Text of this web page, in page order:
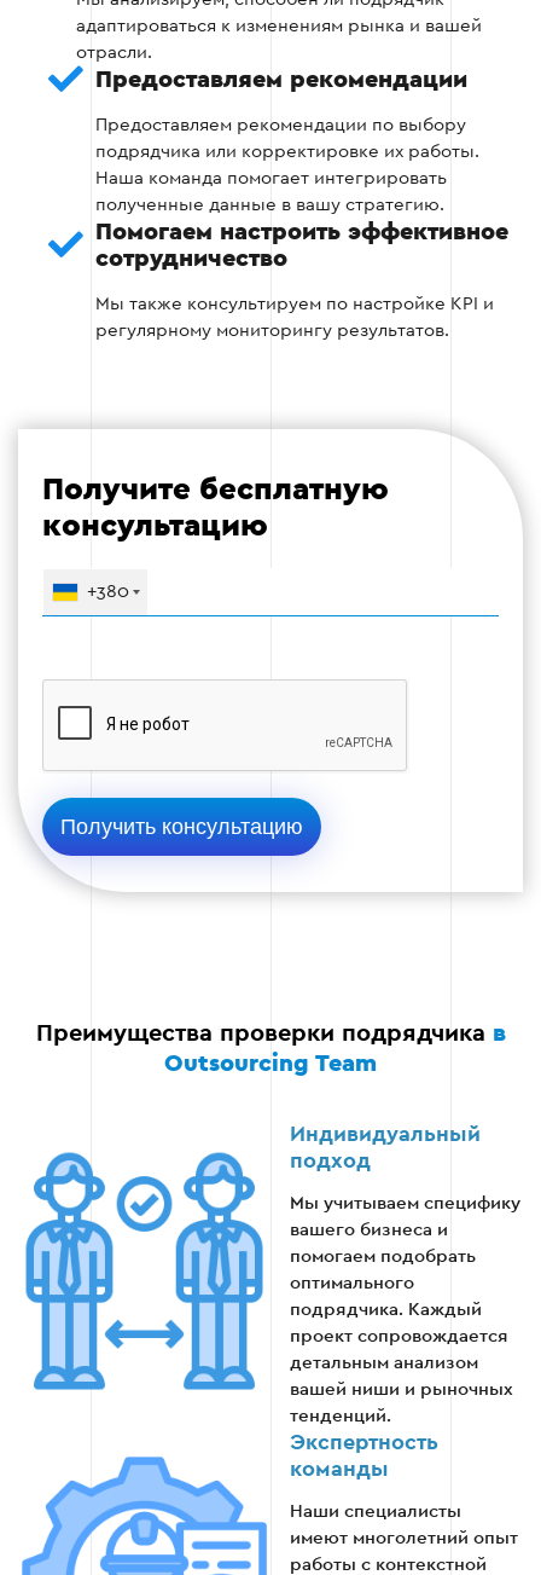
Спросите подрядчика о его подходах к
созданию стратегии рекламных кампаний:
Как он определяет целевую аудиторию?
Как подбираются ключевые слова?
Этап 3
предоставлять прозрачные отчеты о
Понятна ли структура отчетов?
эффективности (KPI)?
Этап 4
Этап 5: Тестовое сотрудничество
Если все предыдущие этапы успешно
пройдены, можно запустить тестовую
кампанию для оценки реальных результатов
работы подрядчика.
Запуск небольшой тестовой рекламной
кампании.
Отслеживание ключевых показателей
эффективности (конверсии, CTR, ROI).
адаптироваться к изменениям рынка и вашей
отрасли.
Предоставляем рекомендации
Предоставляем рекомендации по выбору
подрядчика или корректировке их работы.
Наша команда помогает интегрировать
полученные данные в вашу стратегию.
Помогаем настроить эффективное
сотрудничество
Мы также консультируем по настройке KPI и
регулярному мониторингу результатов.
Получите бесплатную
консультацию
+380
Преимущества проверки подрядчика в
Outsourcing Team
Индивидуальный
подход
Мы учитываем специфику
вашего бизнеса и
помогаем подобрать
оптимального
подрядчика. Каждый
проект сопровождается
детальным анализом
вашей ниши и рыночных
тенденций.
Экспертность
команды
Наши специалисты
имеют многолетний опыт
работы с контекстной